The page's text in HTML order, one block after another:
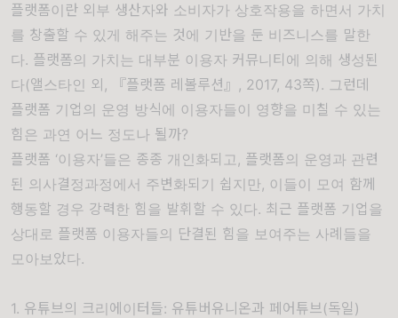
플랫폼이란 외부 생산자와 소비자가 상호작용을 하면서 가치
를 창출할 수 있게 해주는 것에 기반을 둔 비즈니스를 말한
다. 플랫폼의 가치는 대부분 이용자 커뮤니티에 의해 생성된
다(앨스타인 외 , 『플랫폼 레볼루션』 , 2017, 43쪽). 그런데
플랫폼 기업의 운영 방식에 이용자들이 영향을 미칠 수 있는
힘은 과연 어느 정도나 될까?
플랫폼 ‘이용자’들은 종종 개인화되고 , 플랫폼의 운영과 관련
된 의사결정과정에서 주변화되기 쉽지만, 이들이 모여 함께
행동할 경우 강력한 힘을 발휘할 수 있다. 최근 플랫폼 기업을
상대로 플랫폼 이용자들의 단결된 힘을 보여주는 사례들을
모아보았다.
1. 유튜브의 크리에이터들: 유튜버유니온과 페어튜브(독일)